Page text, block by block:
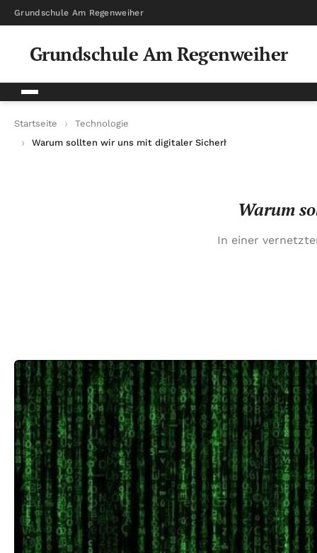
Grundschule Am Regenweiher
Grundschule Am Regenweiher
Startseite
Technologie
Warum sollten wir uns mit digitaler Sicherheit beschäftigen?
Warum
In einer